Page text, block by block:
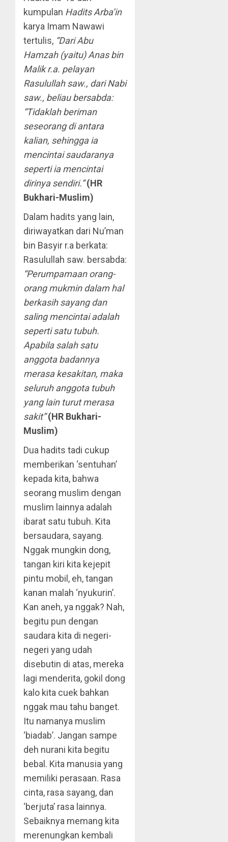
kumpulan Hadits Arba’in
karya Imam Nawawi
tertulis, “Dari Abu
Hamzah (yaitu) Anas bin
Malik r.a. pelayan
Rasulullah saw., dari Nabi
saw., beliau bersabda:
“Tidaklah beriman
seseorang di antara
kalian, sehingga ia
mencintai saudaranya
seperti ia mencintai
dirinya sendiri.” (HR
Bukhari-Muslim)
Dalam hadits yang lain,
diriwayatkan dari Nu’man
bin Basyir r.a berkata:
Rasulullah saw. bersabda:
“Perumpamaan orang-
orang mukmin dalam hal
berkasih sayang dan
saling mencintai adalah
seperti satu tubuh.
Apabila salah satu
anggota badannya
merasa kesakitan, maka
seluruh anggota tubuh
yang lain turut merasa
sakit” (HR Bukhari-
Muslim)
Dua hadits tadi cukup
memberikan ‘sentuhan’
kepada kita, bahwa
seorang muslim dengan
muslim lainnya adalah
ibarat satu tubuh. Kita
bersaudara, sayang.
Nggak mungkin dong,
tangan kiri kita kejepit
pintu mobil, eh, tangan
kanan malah ‘nyukurin’.
Kan aneh, ya nggak? Nah,
begitu pun dengan
saudara kita di negeri-
negeri yang udah
disebutin di atas, mereka
lagi menderita, gokil dong
kalo kita cuek bahkan
nggak mau tahu banget.
Itu namanya muslim
‘biadab’. Jangan sampe
deh nurani kita begitu
bebal. Kita manusia yang
memiliki perasaan. Rasa
cinta, rasa sayang, dan
‘berjuta’ rasa lainnya.
Sebaiknya memang kita
merenungkan kembali